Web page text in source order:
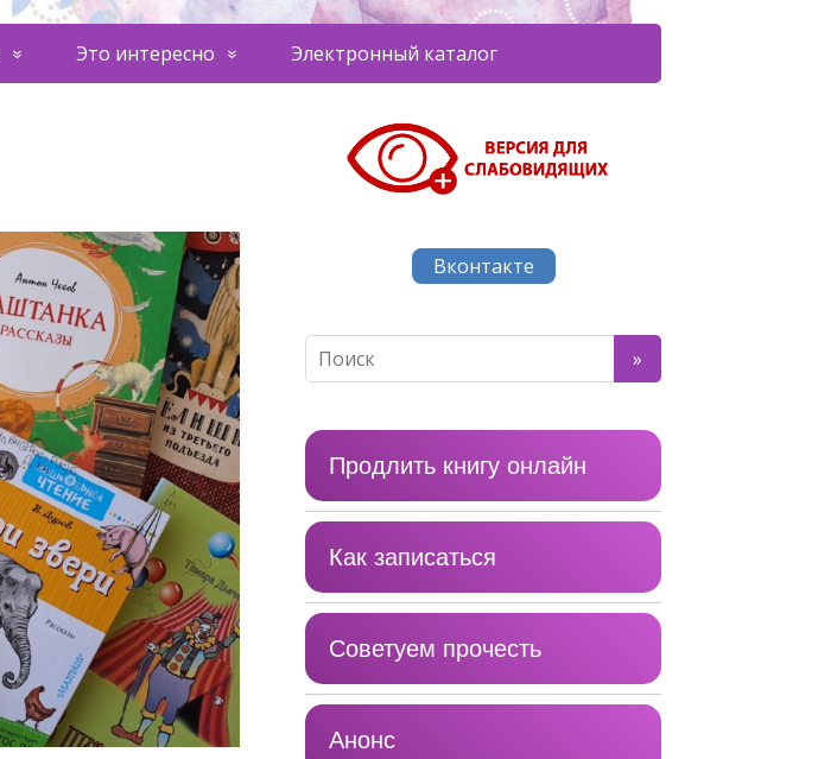
Это интересно Электронный каталог
Вконтакте
Продлить книгу онлайн
Как записаться
Советуем прочесть
Анонс